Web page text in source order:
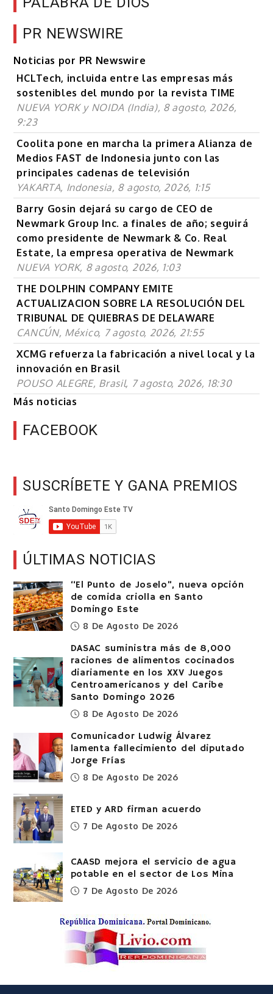
PR NEWSWIRE
Noticias por PR Newswire
HCLTech, incluida entre las empresas más
sostenibles del mundo por la revista TIME
NUEVA YORK y NOIDA (India), 8 agosto, 2026,
9:23
Coolita pone en marcha la primera Alianza de
Medios FAST de Indonesia junto con las
principales cadenas de televisión
YAKARTA, Indonesia, 8 agosto, 2026, 1:15
Barry Gosin dejará su cargo de CEO de
Newmark Group Inc. a finales de año; seguirá
como presidente de Newmark & Co. Real
Estate, la empresa operativa de Newmark
NUEVA YORK, 8 agosto, 2026, 1:03
THE DOLPHIN COMPANY EMITE
ACTUALIZACION SOBRE LA RESOLUCIÓN DEL
TRIBUNAL DE QUIEBRAS DE DELAWARE
CANCÚN, México, 7 agosto, 2026, 21:55
XCMG refuerza la fabricación a nivel local y la
innovación en Brasil
POUSO ALEGRE, Brasil, 7 agosto, 2026, 18:30
Más noticias
FACEBOOK
SUSCRÍBETE Y GANA PREMIOS
ÚLTIMAS NOTICIAS
“El Punto de Joselo”, nueva opción
de comida criolla en Santo
Domingo Este
8 De Agosto De 2026
DASAC suministra más de 8,000
raciones de alimentos cocinados
diariamente en los XXV Juegos
Centroamericanos y del Caribe
Santo Domingo 2026
8 De Agosto De 2026
Comunicador Ludwig Álvarez
lamenta fallecimiento del diputado
Jorge Frías
8 De Agosto De 2026
ETED y ARD firman acuerdo
7 De Agosto De 2026
CAASD mejora el servicio de agua
potable en el sector de Los Mina
7 De Agosto De 2026